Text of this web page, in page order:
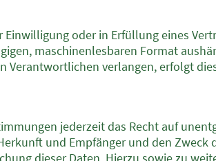
Einwilligung oder in Erfüllung eines
maschinenlesbaren Format
Verantwortlichen verlangen, erfolgt
jederzeit das Recht auf
und Empfänger und den Zweck